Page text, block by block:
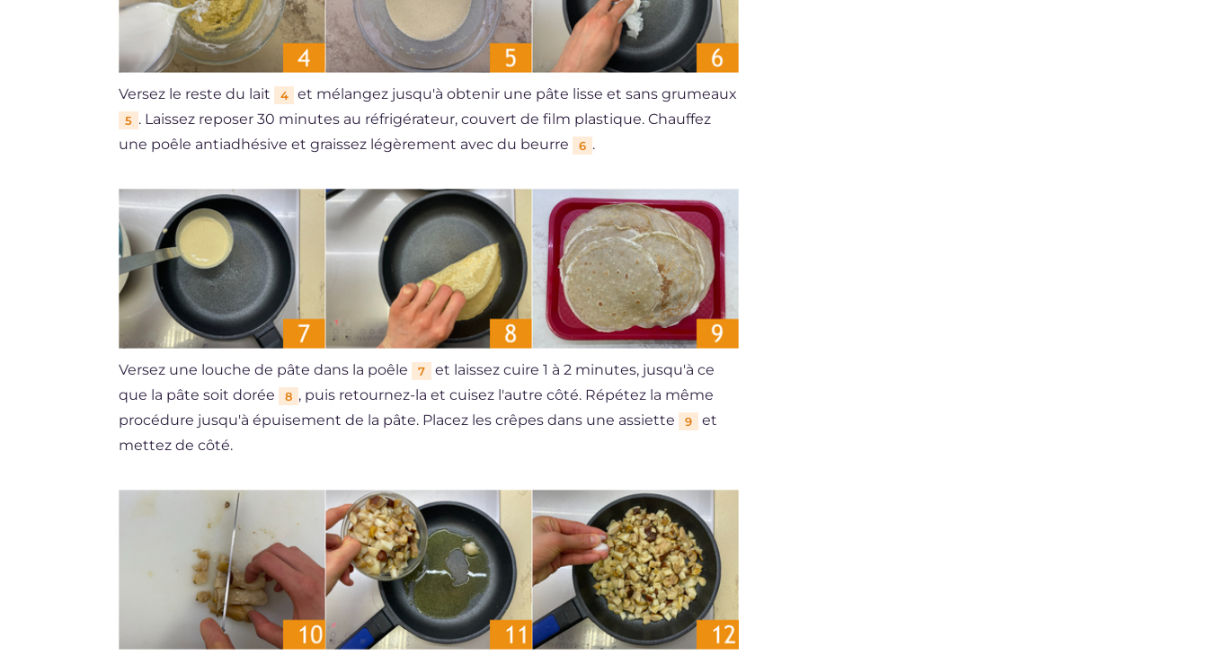
Versez le reste du lait 4 et mélangez jusqu'à obtenir une pâte lisse et sans grumeaux
5 . Laissez reposer 30 minutes au réfrigérateur, couvert de film plastique. Chauffez
une poêle antiadhésive et graissez légèrement avec du beurre
6 .
Versez une louche de pâte dans la poêle 7
et laissez cuire 1 à 2 minutes, jusqu'à ce
que la pâte soit dorée
8 , puis retournez-la et cuisez l'autre côté. Répétez la même
procédure jusqu'à épuisement de la pâte. Placez les crêpes dans une assiette
9
et
mettez de côté.